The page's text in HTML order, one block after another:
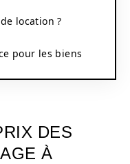
location ?
pour les biens
DES
À